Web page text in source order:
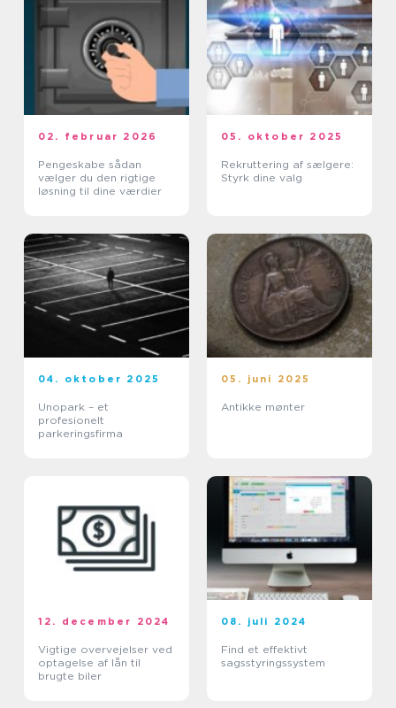
02. februar 2026
Pengeskabe sådan
vælger du den rigtige
løsning til dine værdier
05. oktober 2025
Rekruttering af sælgere:
Styrk dine valg
04. oktober 2025
Unopark – et
profesionelt
parkeringsfirma
05. juni 2025
Antikke mønter
12. december 2024
Vigtige overvejelser ved
optagelse af lån til
brugte biler
08. juli 2024
Find et effektivt
sagsstyringssystem